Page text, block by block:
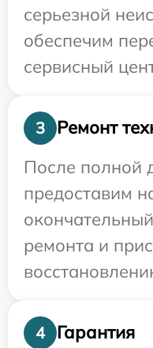
серьезной
обеспечим
сервисный
3
Ремонт
После полной
предоставим
ремонта и
4
Гарантия